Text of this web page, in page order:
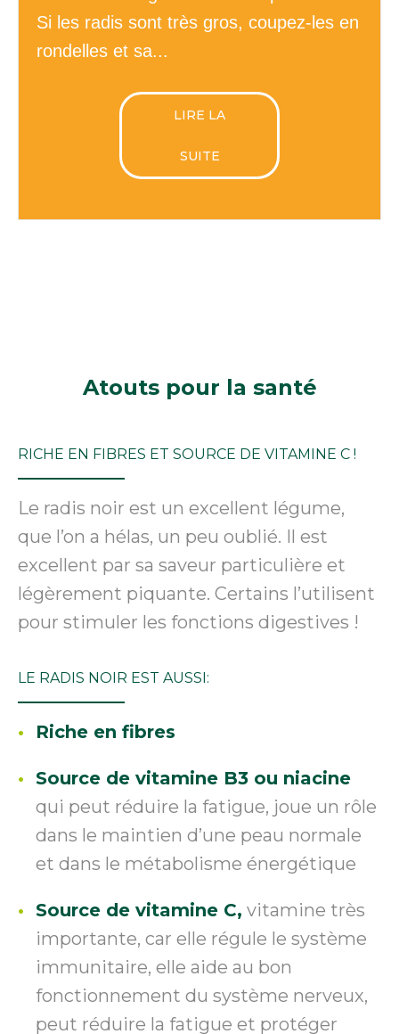
Si les radis sont très gros, coupez-les en
rondelles et sa...
LIRE LA
SUITE
Atoutspour la santé
RICHE EN FIBRES ET SOURCE DE VITAMINE C !
Le radis noir est un excellent légume,
que l’on a hélas, un peu oublié. Il est
excellent par sa saveur particulière et
légèrement piquante. Certains l’utilisent
pour stimuler les fonctions digestives !
LE RADIS NOIR EST AUSSI:
Riche en fibres
Source de vitamine B3 ou niacine
qui peut réduire la fatigue, joue un rôle
dans le maintien d’une peau normale
et dans le métabolisme énergétique
Source de vitamine C, vitamine très
importante, car elle régule le système
immunitaire, elle aide au bon
fonctionnement du système nerveux,
peut réduire la fatigue et protéger